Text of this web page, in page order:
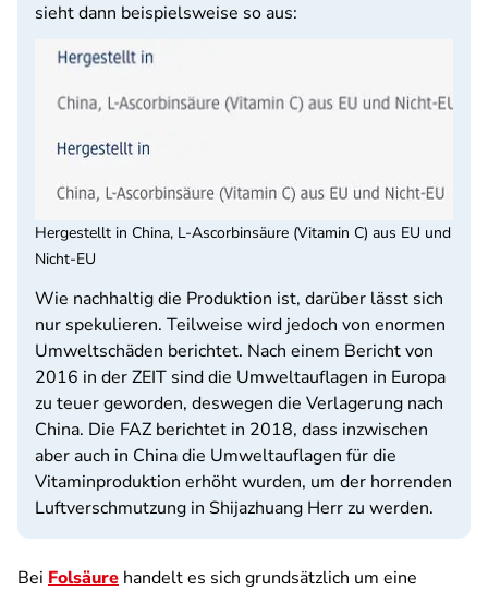
sieht dann beispielsweise so aus:
Hergestellt in China, L-Ascorbinsäure (Vitamin C) aus EU und
Nicht-EU
Wie nachhaltig die Produktion ist, darüber lässt sich
nur spekulieren. Teilweise wird jedoch von enormen
Umweltschäden berichtet. Nach einem Bericht von
2016 in der ZEIT sind die Umweltauflagen in Europa
zu teuer geworden, deswegen die Verlagerung nach
China. Die FAZ berichtet in 2018, dass inzwischen
aber auch in China die Umweltauflagen für die
Vitaminproduktion erhöht wurden, um der horrenden
Luftverschmutzung in Shijazhuang Herr zu werden.
Bei Folsäure handelt es sich grundsätzlich um eine